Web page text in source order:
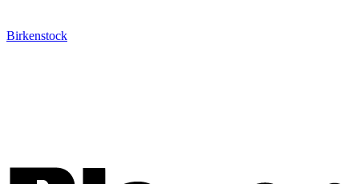
Birkenstock